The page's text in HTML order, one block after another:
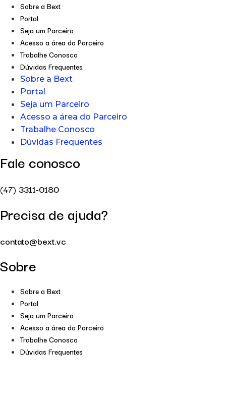
Sobre a Bext
Portal
Seja um Parceiro
Acesso a área do Parceiro
Trabalhe Conosco
Dúvidas Frequentes
Sobre a Bext
Portal
Seja um Parceiro
Acesso a área do Parceiro
Trabalhe Conosco
Dúvidas Frequentes
Fale conosco
(47) 3311-0180
Precisa de ajuda?
contato@bext.vc
Sobre
Sobre a Bext
Portal
Seja um Parceiro
Acesso a área do Parceiro
Trabalhe Conosco
Dúvidas Frequentes